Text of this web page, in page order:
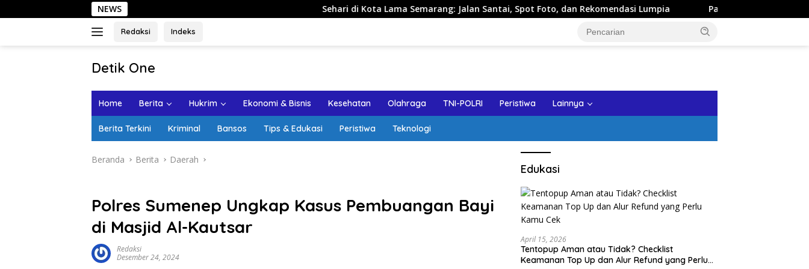
ke
NEWS Sehari di Kota Lama Semarang: Jalan Santai, Spot Foto, dan Rekomendasi Lumpia Panduan Wisata Keluarga ke Kota Batu:
Redaksi Indeks
Detik One
Ungkap
Home Berita Hukrim Ekonomi & Bisnis Kesehatan Olahraga TNI-POLRI Peristiwa Lainnya
Berita Terkini Kriminal Bansos Tips & Edukasi Peristiwa Teknologi
Beranda Berita Daerah
Polres Sumenep Ungkap Kasus Pembuangan Bayi
di Masjid Al-Kautsar
Redaksi
Desember 24, 2024
Edukasi
April 15, 2026
Tentopup Aman atau Tidak? Checklist
Keamanan Top Up dan Alur Refund yang Perlu